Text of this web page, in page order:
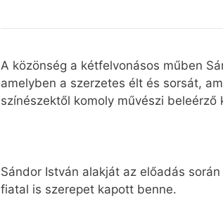
A közönség a kétfelvonásos műben
amelyben a szerzetes élt és sorsát,
színészektől komoly művészi beleérző
Sándor István alakját az előadás
fiatal is szerepet kapott benne.